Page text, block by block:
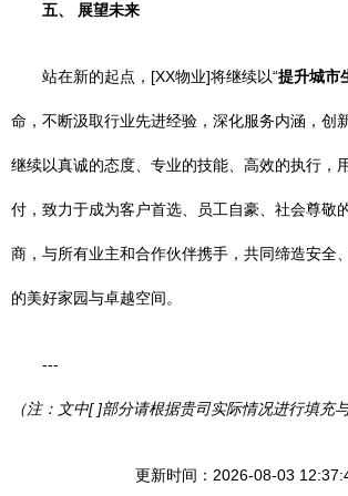
五、 展望未来
站在新的起点，[XX物业]将继续以“提升城市
命，不断汲取行业先进经验，深化服务内涵，创
继续以真诚的态度、专业的技能、高效的执行，
付，致力于成为客户首选、员工自豪、社会尊敬
商，与所有业主和合作伙伴携手，共同缔造安全
的美好家园与卓越空间。
---
（注：文中[ ]部分请根据贵司实际情况进行填充与
更新时间：2026-08-03